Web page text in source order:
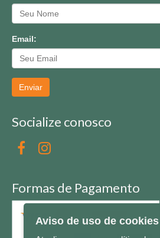
Email:
Enviar
Socialize conosco
Formas de Pagamento
Aviso de uso de cookies